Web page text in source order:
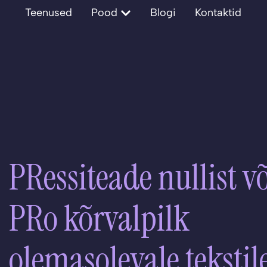
Teenused Pood Open Pood
Blogi Kontaktid
PRessiteade nullist
PRo kõrvalpilk